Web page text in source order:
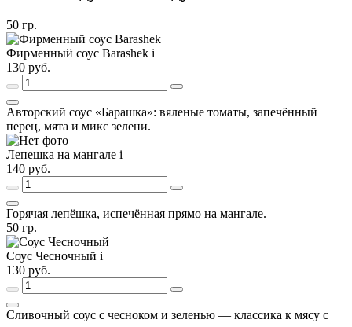
50 гр.
Фирменный соус Barashek i
130 руб.
Авторский соус «Барашка»: вяленые томаты, запечённый
перец, мята и микс зелени.
Лепешка на мангале i
140 руб.
Горячая лепёшка, испечённая прямо на мангале.
50 гр.
Соус Чесночный i
130 руб.
Сливочный соус с чесноком и зеленью — классика к мясу с